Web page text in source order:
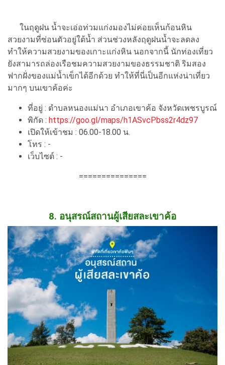
ในฤดูฝน น้ำจะเอ่อท่วมแก่งมองไม่ค่อยเห็นก้อนหิน
สวยงามที่ซ่อนตัวอยู่ใต้น้ำ ส่วนช่วงหลังฤดูฝนน้ำจะลดลง
ทำให้ความสวยงามของเกาะแก่งหิน นอกจากนี้ นักท่องเที่ยว
ยังสามารถล่องเรือชมความสวยงามของธรรมชาติ ริมสอง
ฟากฝั่งของแม่น้ำเข็กได้อีกด้วย ทำให้ที่นี่เป็นอีกแห่งน่าเที่ยว
มากๆ บนเขาค้อค่ะ
ที่อยู่ : ตำบลหนองแม่นา อำเภอเขาค้อ จังหวัดเพชรบูรณ์
พิกัด : https://goo.gl/maps/h1ASvcPbss2r4dz97
เปิดให้เข้าชม : 06.00-18.00 น.
โทร : -
เว็บไซต์ : -
===============
8. อนุสรณ์สถานผู้เสียสละเขาค้อ